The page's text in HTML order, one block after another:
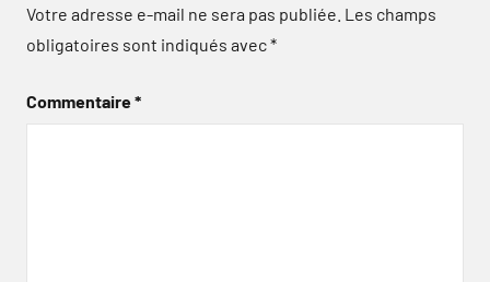
Votre adresse e-mail ne sera pas publiée. Les champs
obligatoires sont indiqués avec*
Commentaire*